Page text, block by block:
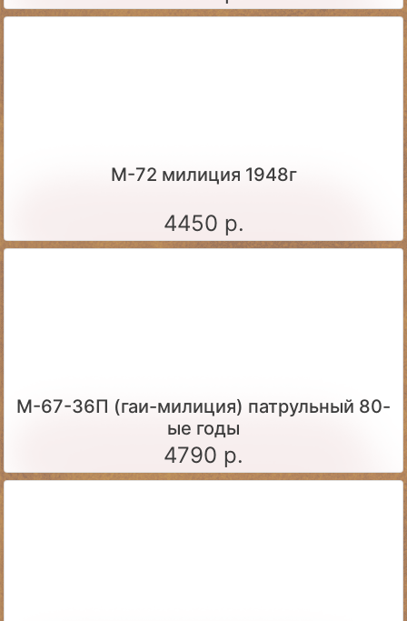
М-72 милиция 1948г
4450 р.
М-67-36П (гаи-милиция) патрульный 80-
ые годы
4790 р.